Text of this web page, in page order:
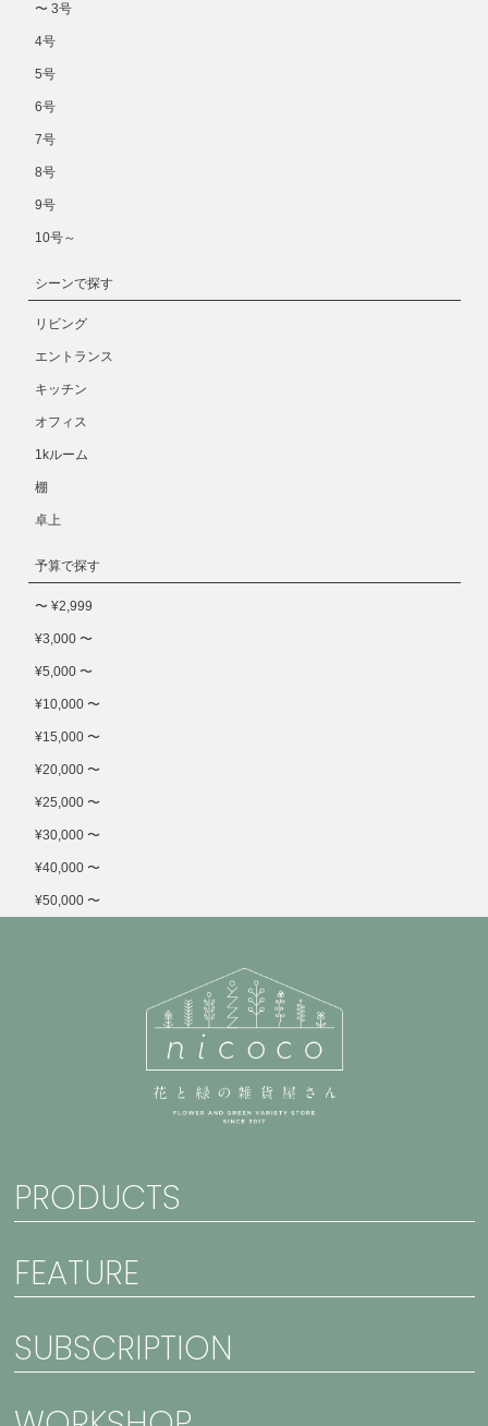
〜 3号
4号
5号
6号
7号
8号
9号
10号～
シーンで探す
リビング
エントランス
キッチン
オフィス
1kルーム
棚
卓上
予算で探す
〜 ¥2,999
¥3,000 〜
¥5,000 〜
¥10,000 〜
¥15,000 〜
¥20,000 〜
¥25,000 〜
¥30,000 〜
¥40,000 〜
¥50,000 〜
PRODUCTS
FEATURE
SUBSCRIPTION